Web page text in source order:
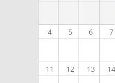
4 5 6 7
11 12 13 14